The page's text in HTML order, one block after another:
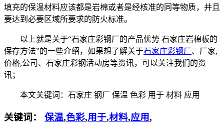
填充的保温材料应该都是岩棉或者是经核准的同等物质，并且
要达到必要区域所要求的防火标准。
以上就是关于“石家庄彩钢厂的产品优势 石家庄岩棉板的
保存方法”的一些介绍，如果想了解关于石家庄彩钢厂、厂家,
价格,公司、石家庄彩钢活动房等资讯，可以关注我们的资
讯；
本文关键词：石家庄 钢厂 保温 色彩 用于 材料 应用
关键词： 保温,色彩,用于,材料,应用,